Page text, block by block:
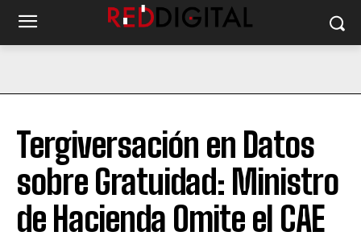
Tergiversación en Datos
sobre Gratuidad: Ministro
de Hacienda Omite el CAE